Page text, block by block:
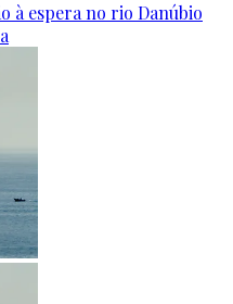
à espera no rio Danúbio